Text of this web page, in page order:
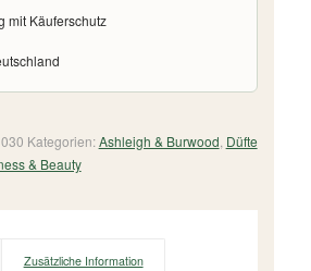
mit Käuferschutz
Kategorien:Ashleigh & Burwood Düfte
& Beauty
Zusätzliche Information